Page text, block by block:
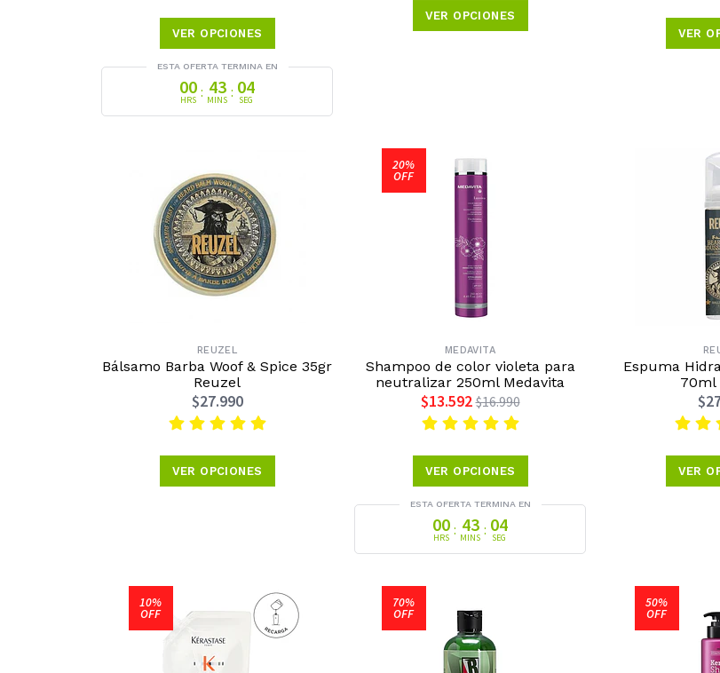
VER OPCIONES
ESTA OFERTA TERMINA EN
00
HRS : 43
MINS : 03
SEG
VER OPCIONES
VER
REUZEL
Bálsamo Barba Woof & Spice 35gr
Reuzel
$27.990
VER OPCIONES
20%
OFF
MEDAVITA
Shampoo de color violeta para
neutralizar 250ml Medavita
$13.592 $16.990
VER OPCIONES
ESTA OFERTA TERMINA EN
00
HRS : 43
MINS : 03
SEG
Espuma
70ml
VER
10%
OFF
70%
OFF
50%
OFF